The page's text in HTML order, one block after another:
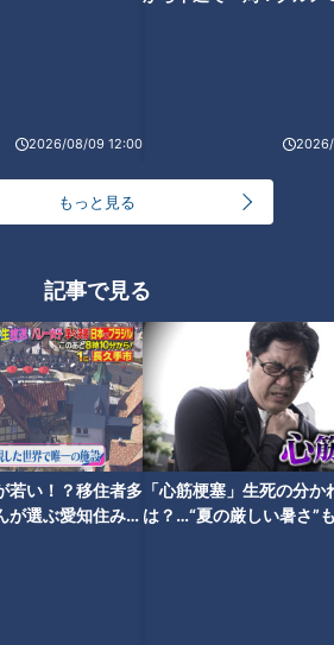
2026/08/09 12:00
もっと見る
記事で見る
若い！？移住者多
が選ぶ愛知住みた
「心筋梗塞」生死の分か
は？…“夏の厳しい暑さ”
チー
【東海地方の魅力を紹介】グル
メ通ハイヒールのモモコ姉さん
おすすめの名古屋のお店
ォン
パリパリを超えた新食感！バリ
バリソーセージって何？